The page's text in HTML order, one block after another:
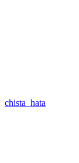
chista_hata